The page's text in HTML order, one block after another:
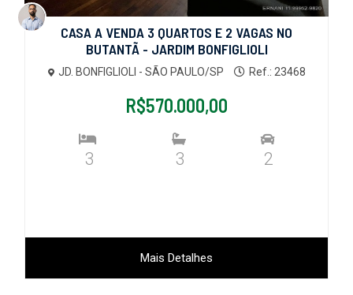
CASA A VENDA 3 QUARTOS E 2 VAGAS NO
BUTANTÃ - JARDIM BONFIGLIOLI
JD. BONFIGLIOLI - SÃO PAULO/SP Ref.: 23468
R$570.000,00
3 3 2
Mais Detalhes